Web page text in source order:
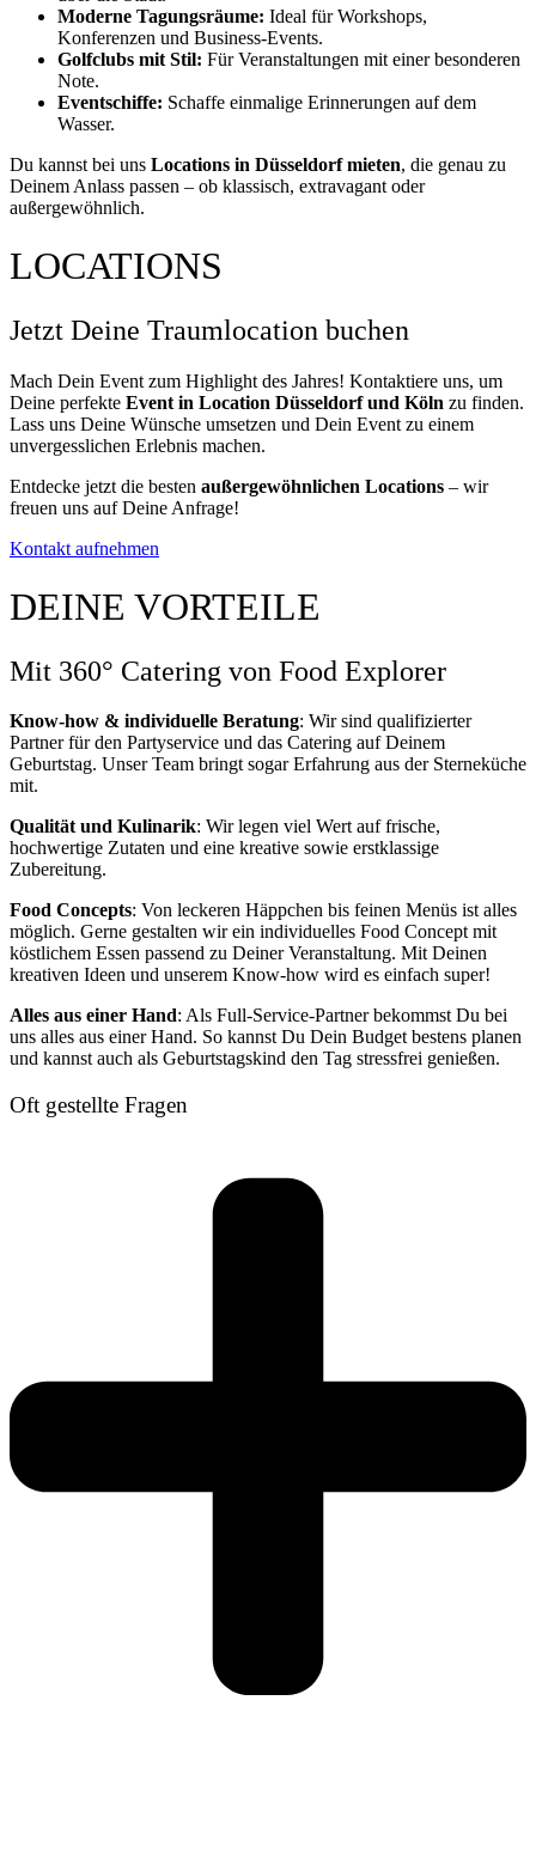
Moderne Tagungsräume: Ideal für Workshops,
Konferenzen und Business-Events.
Golfclubs mit Stil: Für Veranstaltungen mit einer besonderen
Note.
Eventschiffe: Schaffe einmalige Erinnerungen auf dem
Wasser.
Du kannst bei uns Locations in Düsseldorf mieten, die genau zu
Deinem Anlass passen – ob klassisch, extravagant oder
außergewöhnlich.
LOCATIONS
Jetzt Deine Traumlocation buchen
Mach Dein Event zum Highlight des Jahres! Kontaktiere uns, um
Deine perfekte Event in Location Düsseldorf und Köln zu finden.
Lass uns Deine Wünsche umsetzen und Dein Event zu einem
unvergesslichen Erlebnis machen.
Entdecke jetzt die besten außergewöhnlichen Locations – wir
freuen uns auf Deine Anfrage!
Kontakt aufnehmen
DEINE VORTEILE
Mit 360° Catering von Food Explorer
Know-how & individuelle Beratung: Wir sind qualifizierter
Partner für den Partyservice und das Catering auf Deinem
Geburtstag. Unser Team bringt sogar Erfahrung aus der Sterneküche
mit.
Qualität und Kulinarik: Wir legen viel Wert auf frische,
hochwertige Zutaten und eine kreative sowie erstklassige
Zubereitung.
Food Concepts: Von leckeren Häppchen bis feinen Menüs ist alles
möglich. Gerne gestalten wir ein individuelles Food Concept mit
köstlichem Essen passend zu Deiner Veranstaltung. Mit Deinen
kreativen Ideen und unserem Know-how wird es einfach super!
Alles aus einer Hand: Als Full-Service-Partner bekommst Du bei
uns alles aus einer Hand. So kannst Du Dein Budget bestens planen
und kannst auch als Geburtstagskind den Tag stressfrei genießen.
Oft gestellte Fragen